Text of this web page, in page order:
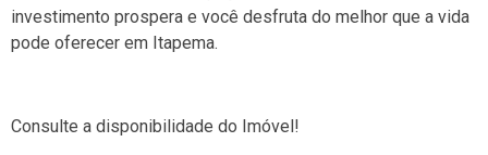
investimento prospera e você desfruta do melhor que a vida
pode oferecer em Itapema.
Consulte a disponibilidade do Imóvel!